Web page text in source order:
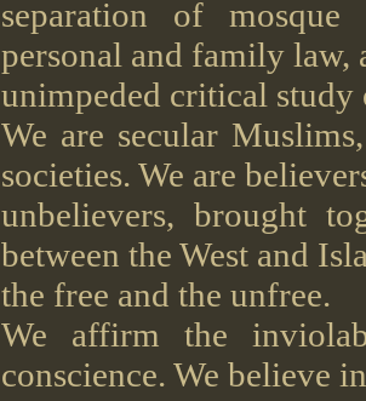
separation of
personal and family law,
unimpeded critical
We are secular
societies. We are
unbelievers, brought
between the West and
the free and the unfree.
We affirm the
conscience. We believe